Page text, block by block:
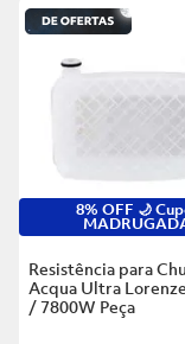
8% OFF 🌙
Resistência para
Acqua Ultra
/ 7800W Peça